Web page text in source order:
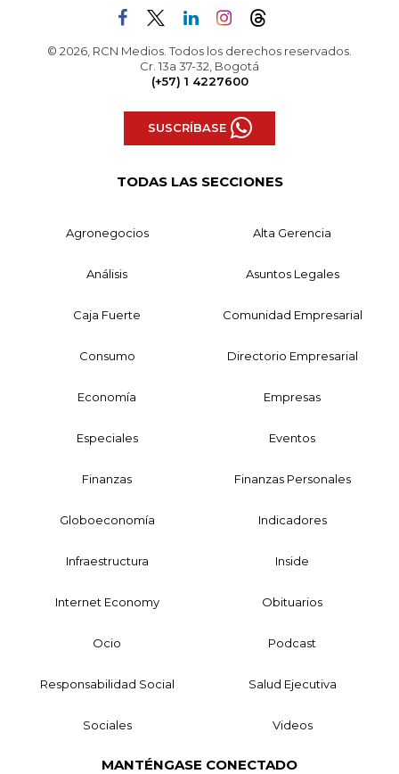
© 2026, RCN Medios. Todos los derechos reservados.
Cr. 13a 37-32, Bogotá
(+57) 1 4227600
SUSCRÍBASE
TODAS LAS SECCIONES
Agronegocios Alta Gerencia
Análisis Asuntos Legales
Caja Fuerte Comunidad Empresarial
Consumo Directorio Empresarial
Economía Empresas
Especiales Eventos
Finanzas Finanzas Personales
Globoeconomía Indicadores
Infraestructura Inside
Internet Economy Obituarios
Ocio Podcast
Responsabilidad Social Salud Ejecutiva
Sociales Videos
MANTÉNGASE CONECTADO